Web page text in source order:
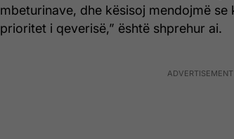
mbeturinave, dhe kësisoj mendojmë
prioritet i qeverisë,” është shprehur ai.